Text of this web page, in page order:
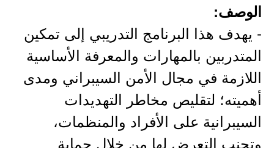
الوصف:
- يهدف هذا البرنامج التدريبي إلى تمكين
المتدربين بالمهارات والمعرفة الأساسية
اللازمة في مجال الأمن السيبراني ومدى
أهميته؛ لتقليص مخاطر التهديدات
السيبرانية على الأفراد والمنظمات،
وتجنب التعرض لها من خلال حماية